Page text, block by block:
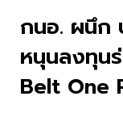
กนอ. ผนึก
หนุนลงทุน
Belt One